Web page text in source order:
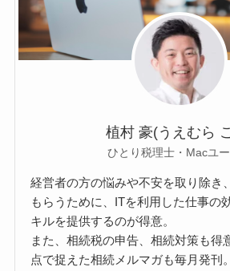
植村 豪(うえむら
ひとり税理士・Macユ
経営者の方の悩みや不安を取り除き
もらうために、ITを利用した仕事の
キルを提供するのが得意。
また、相続税の申告、相続対策も得
点で捉えた相続メルマガも毎月発刊。